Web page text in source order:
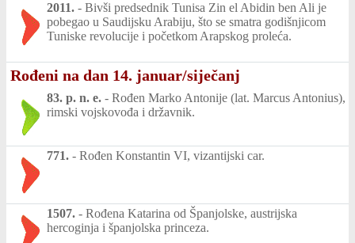
2011. - Bivši predsednik Tunisa Zin el Abidin ben Ali je
pobegao u Saudijsku Arabiju, što se smatra godišnjicom
Tuniske revolucije i početkom Arapskog proleća.
Rođeni na dan 14. januar/siječanj
83. p. n. e. - Rođen Marko Antonije (lat. Marcus Antonius),
rimski vojskovođa i državnik.
771. - Rođen Konstantin VI, vizantijski car.
1507. - Rođena Katarina od Španjolske, austrijska
hercoginja i španjolska princeza.